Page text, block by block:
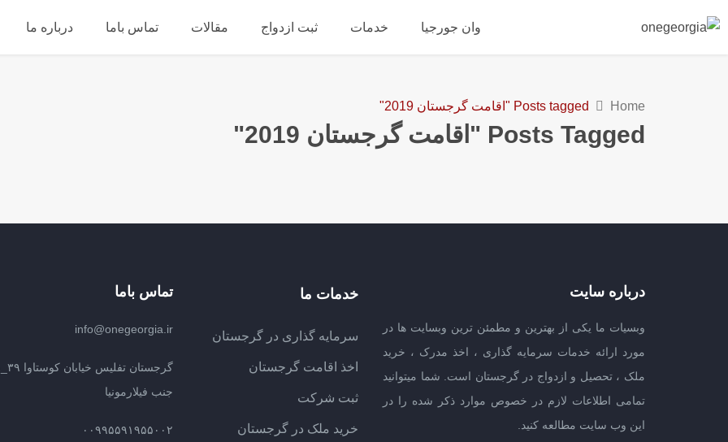
وان جورجیا خدمات ثبت ازدواج مقالات تماس باما درباره ما
Home Posts tagged "اقامت گرجستان 2019"
Posts Tagged "اقامت گرجستان 2019"
درباره سایت
وبسیات ما یکی از بهترین و مطمئن ترین وبسایت ها در
مورد ارائه خدمات سرمایه گذاری ، اخذ مدرک ، خرید
ملک ، تحصیل و ازدواج در گرجستان است. شما میتوانید
تمامی اطلاعات لازم در خصوص موارد ذکر شده را در
این وب سایت مطالعه کنید.
خدمات ما
سرمایه گذاری در گرجستان
اخذ اقامت گرجستان
ثبت شرکت
خرید ملک در گرجستان
تماس باما
info@onegeorgia.ir
جنب فیلارمونیا
۰۰۹۹۵۵۹۱۹۵۵۰۰۲